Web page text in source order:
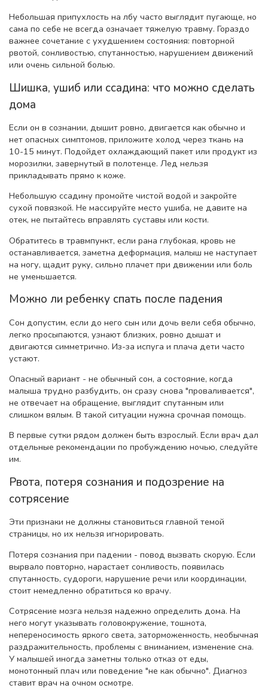
Небольшая припухлость на лбу часто выглядит пугающе, но
сама по себе не всегда означает тяжелую травму. Гораздо
важнее сочетание с ухудшением состояния: повторной
рвотой, сонливостью, спутанностью, нарушением движений
или очень сильной болью.
Шишка, ушиб или ссадина: что можно сделать
дома
Если он в сознании, дышит ровно, двигается как обычно и
нет опасных симптомов, приложите холод через ткань на
10-15 минут. Подойдет охлаждающий пакет или продукт из
морозилки, завернутый в полотенце. Лед нельзя
прикладывать прямо к коже.
Небольшую ссадину промойте чистой водой и закройте
сухой повязкой. Не массируйте место ушиба, не давите на
отек, не пытайтесь вправлять суставы или кости.
Обратитесь в травмпункт, если рана глубокая, кровь не
останавливается, заметна деформация, малыш не наступает
на ногу, щадит руку, сильно плачет при движении или боль
не уменьшается.
Можно ли ребенку спать после падения
Сон допустим, если до него сын или дочь вели себя обычно,
легко просыпаются, узнают близких, ровно дышат и
двигаются симметрично. Из-за испуга и плача дети часто
устают.
Опасный вариант - не обычный сон, а состояние, когда
малыша трудно разбудить, он сразу снова "проваливается",
не отвечает на обращение, выглядит спутанным или
слишком вялым. В такой ситуации нужна срочная помощь.
В первые сутки рядом должен быть взрослый. Если врач дал
отдельные рекомендации по пробуждению ночью, следуйте
им.
Рвота, потеря сознания и подозрение на
сотрясение
Эти признаки не должны становиться главной темой
страницы, но их нельзя игнорировать.
Потеря сознания при падении - повод вызвать скорую. Если
вырвало повторно, нарастает сонливость, появилась
спутанность, судороги, нарушение речи или координации,
стоит немедленно обратиться ко врачу.
Сотрясение мозга нельзя надежно определить дома. На
него могут указывать головокружение, тошнота,
непереносимость яркого света, заторможенность, необычная
раздражительность, проблемы с вниманием, изменение сна.
У малышей иногда заметны только отказ от еды,
монотонный плач или поведение "не как обычно". Диагноз
ставит врач на очном осмотре.